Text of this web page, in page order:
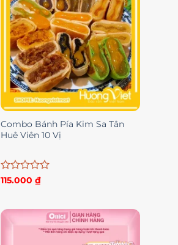
Combo Bánh Pía Kim Sa Tân
Huê Viên 10 Vị
Được
0
115.000 ₫